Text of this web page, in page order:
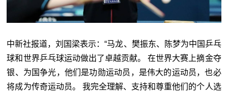
中新社报道，刘国梁表示：“马龙、樊振东、陈梦为中国乒乓
球和世界乒乓球运动做出了卓越贡献。 在世界大赛上摘金夺
银、为国争光，他们是功勋运动员，是伟大的运动员，也必
将成为传奇运动员。 我完全理解、支持和尊重他们的个人选